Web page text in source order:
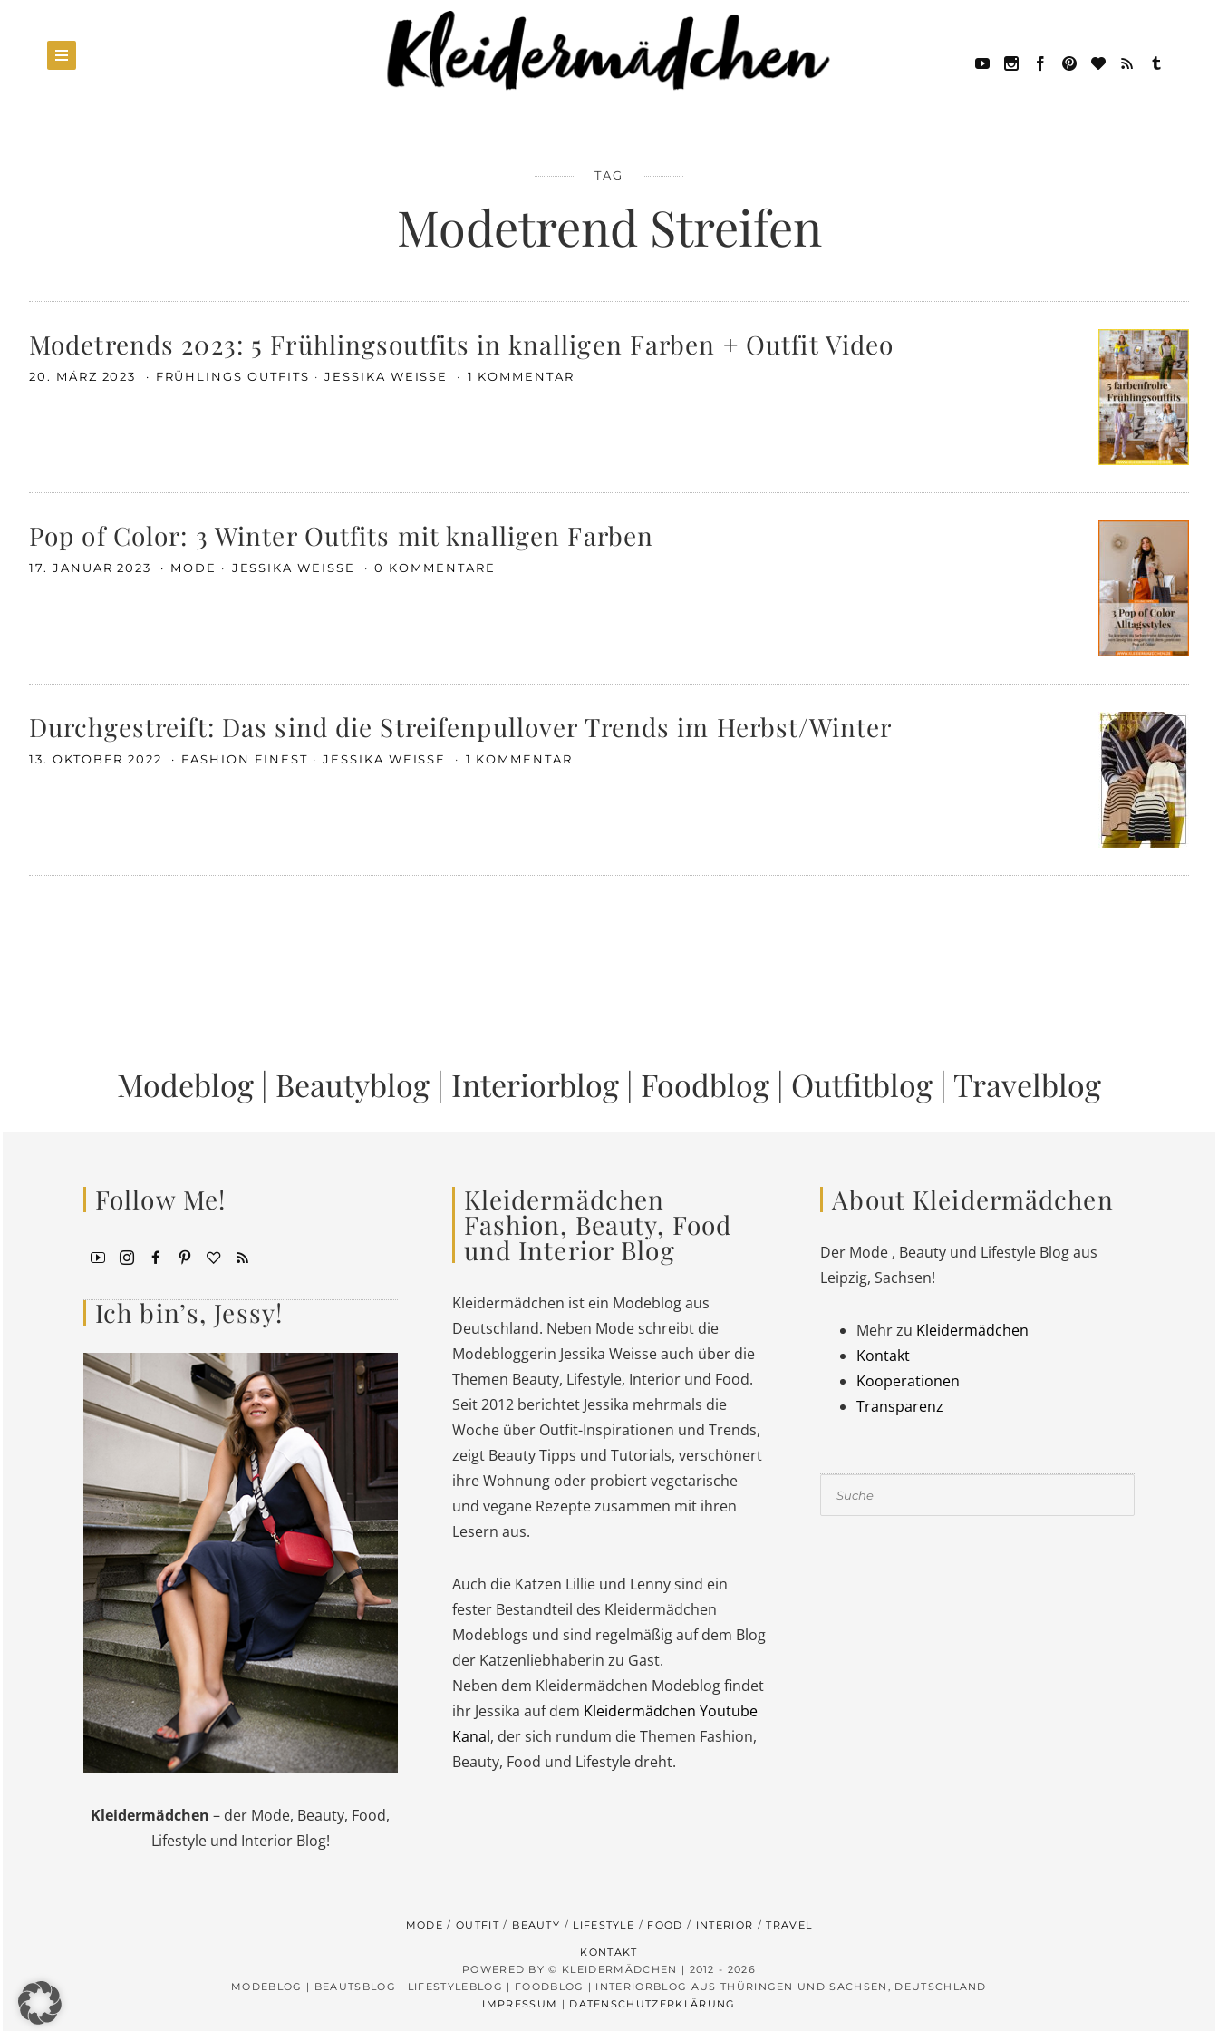
TAG
Modetrend Streifen
Modetrends 2023: 5 Frühlingsoutfits in knalligen Farben + Outfit Video
20. MÄRZ 2023 FRÜHLINGS OUTFITS JESSIKA WEISSE 1 KOMMENTAR
Pop of Color: 3 Winter Outfits mit knalligen Farben
17. JANUAR 2023 MODE JESSIKA WEISSE 0 KOMMENTARE
Durchgestreift: Das sind die Streifenpullover Trends im Herbst/Winter
13. OKTOBER 2022 FASHION FINEST JESSIKA WEISSE 1 KOMMENTAR
Modeblog | Beautyblog | Interiorblog | Foodblog | Outfitblog | Travelblog
Follow Me!
Ich bin’s, Jessy!
Kleidermädchen – der Mode, Beauty, Food,
Lifestyle und Interior Blog!
Kleidermädchen
Fashion, Beauty, Food
und Interior Blog
Kleidermädchen ist ein Modeblog aus
Deutschland. Neben Mode schreibt die
Modebloggerin Jessika Weisse auch über die
Themen Beauty, Lifestyle, Interior und Food.
Seit 2012 berichtet Jessika mehrmals die
Woche über Outfit-Inspirationen und Trends,
zeigt Beauty Tipps und Tutorials, verschönert
ihre Wohnung oder probiert vegetarische
und vegane Rezepte zusammen mit ihren
Lesern aus.
Auch die Katzen Lillie und Lenny sind ein
fester Bestandteil des Kleidermädchen
Modeblogs und sind regelmäßig auf dem Blog
der Katzenliebhaberin zu Gast.
Neben dem Kleidermädchen Modeblog findet
ihr Jessika auf dem Kleidermädchen Youtube
Kanal, der sich rundum die Themen Fashion,
Beauty, Food und Lifestyle dreht.
About Kleidermädchen
Der Mode , Beauty und Lifestyle Blog aus
Leipzig, Sachsen!
Mehr zu Kleidermädchen
Kontakt
Kooperationen
Transparenz
Suchen
MODE OUTFIT BEAUTY LIFESTYLE FOOD INTERIOR TRAVEL
KONTAKT
POWERED BY © KLEIDERMÄDCHEN | 2012 - 2026
MODEBLOG | BEAUTSBLOG | LIFESTYLEBLOG | FOODBLOG | INTERIORBLOG AUS THÜRINGEN UND SACHSEN, DEUTSCHLAND
IMPRESSUM | DATENSCHUTZERKLÄRUNG